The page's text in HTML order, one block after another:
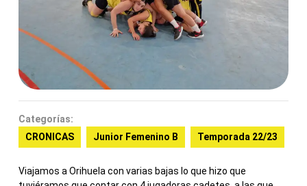
Categorías:
CRONICAS
Junior Femenino B Temporada 22/23
Viajamos a Orihuela con varias bajas lo que hizo que